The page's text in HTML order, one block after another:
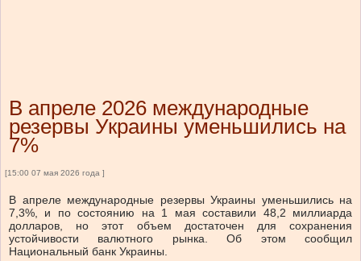
В апреле 2026 международные
резервы Украины уменьшились на
7%
[15:00 07 мая 2026 года ]
В апреле международные резервы Украины уменьшились на
7,3%, и по состоянию на 1 мая составили 48,2 миллиарда
долларов, но этот объем достаточен для сохранения
устойчивости валютного рынка.
Об этом сообщил
Национальный банк Украины.